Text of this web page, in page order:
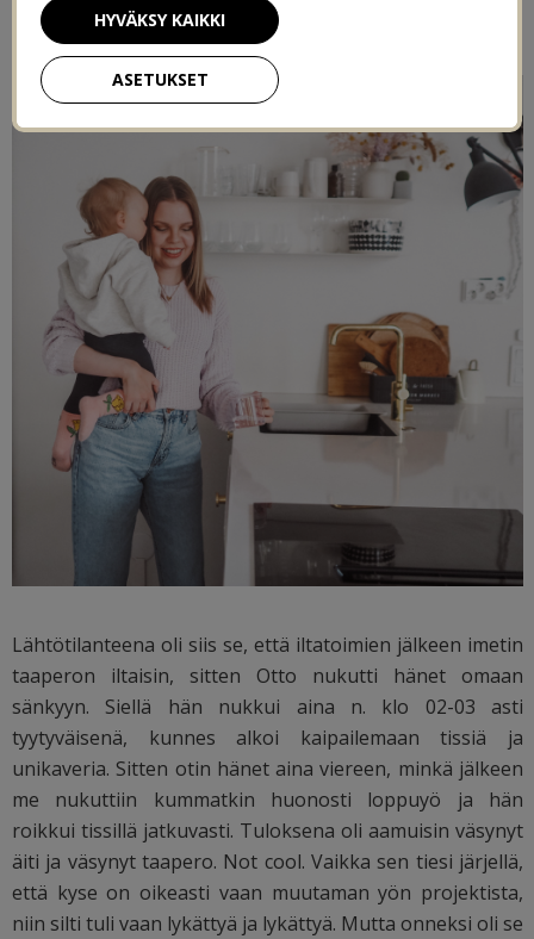
kokonaisia öitä omassa huoneessa.
Lähtötilanteena oli siis se, että iltatoimien jälkeen imetin
taaperon iltaisin, sitten Otto nukutti hänet omaan
sänkyyn. Siellä hän nukkui aina n. klo 02-03 asti
tyytyväisenä, kunnes alkoi kaipailemaan tissiä ja
unikaveria. Sitten otin hänet aina viereen, minkä jälkeen
me nukuttiin kummatkin huonosti loppuyö ja hän
roikkui tissillä jatkuvasti. Tuloksena oli aamuisin väsynyt
äiti ja väsynyt taapero. Not cool. Vaikka sen tiesi järjellä,
että kyse on oikeasti vaan muutaman yön projektista,
niin silti tuli vaan lykättyä ja lykättyä. Mutta onneksi oli se
ASETUKSET
HYVÄKSY KAIKKI